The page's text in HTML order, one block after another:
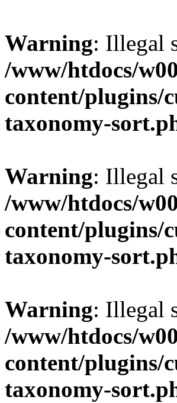
Warning: Illegal
/www/htdocs/
content/plugins/
taxonomy-
Warning: Illegal
/www/htdocs/
content/plugins/
taxonomy-
Warning: Illegal
/www/htdocs/
content/plugins/
taxonomy-